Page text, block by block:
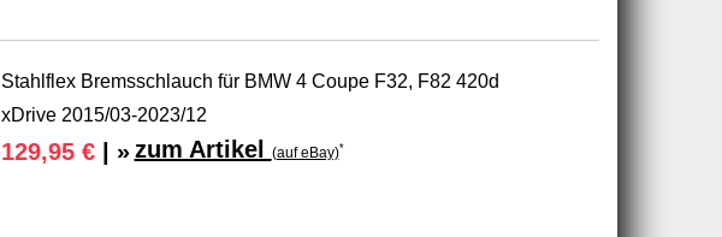
Stahlflex Bremsschlauch für BMW 4 Coupe F32, F82 420d
xDrive 2015/03-2023/12
129,95 €| » zum Artikel (auf eBay)*